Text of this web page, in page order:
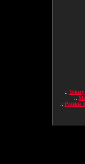
::
::
:: Polskie